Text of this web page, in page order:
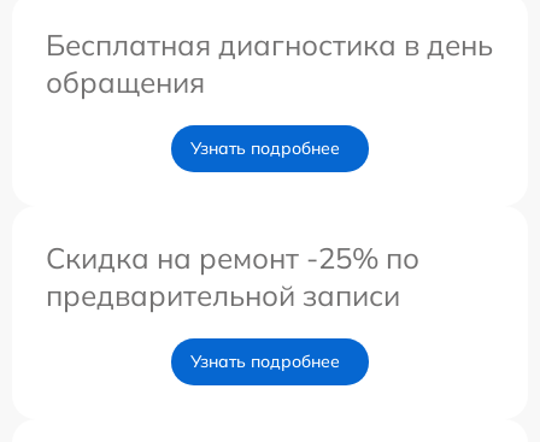
Бесплатная диагностика в день
обращения
Узнать подробнее
Скидка на ремонт -25% по
предварительной записи
Узнать подробнее